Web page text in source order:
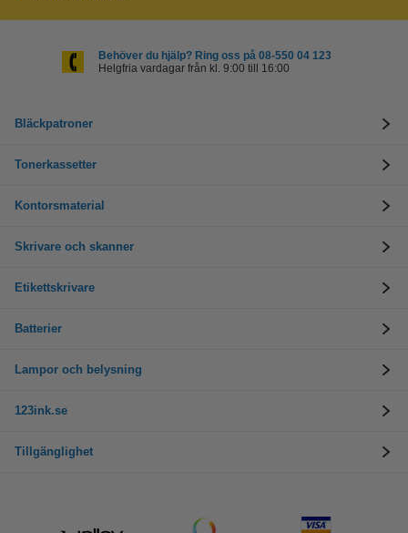
Behöver du hjälp? Ring oss på 08-550 04 123
Helgfria vardagar från kl. 9:00 till 16:00
Bläckpatroner
Tonerkassetter
Kontorsmaterial
Skrivare och skanner
Etikettskrivare
Batterier
Lampor och belysning
123ink.se
Tillgänglighet